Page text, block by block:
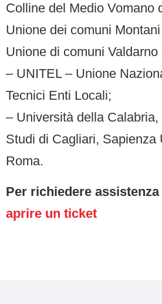
Colline del Medio Vomano
Unione dei comuni
Unione di comuni Valdarno
– UNITEL – Unione
Tecnici Enti Locali;
– Università della
Studi di Cagliari, Sapienza
Roma.
Per richiedere assistenza
aprire un ticket